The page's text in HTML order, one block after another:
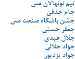
تیم نونهالان مس
جام حذفی
جشن باشگاه صنعت مس
جعفر حسنی
جلال عبدی
جواد جلالی
جواد یزدپور